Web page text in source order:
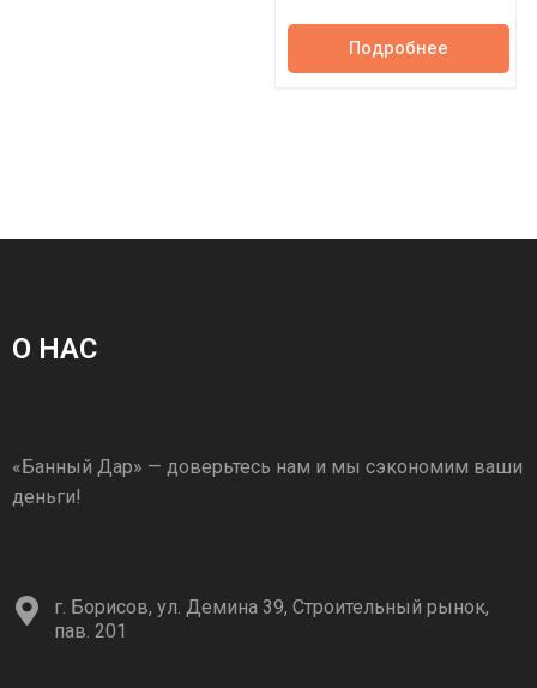
Подробнее
О НАС
«Банный Дар» — доверьтесь нам и мы сэкономим ваши
деньги!
г. Борисов, ул. Демина 39, Строительный рынок,
пав. 201